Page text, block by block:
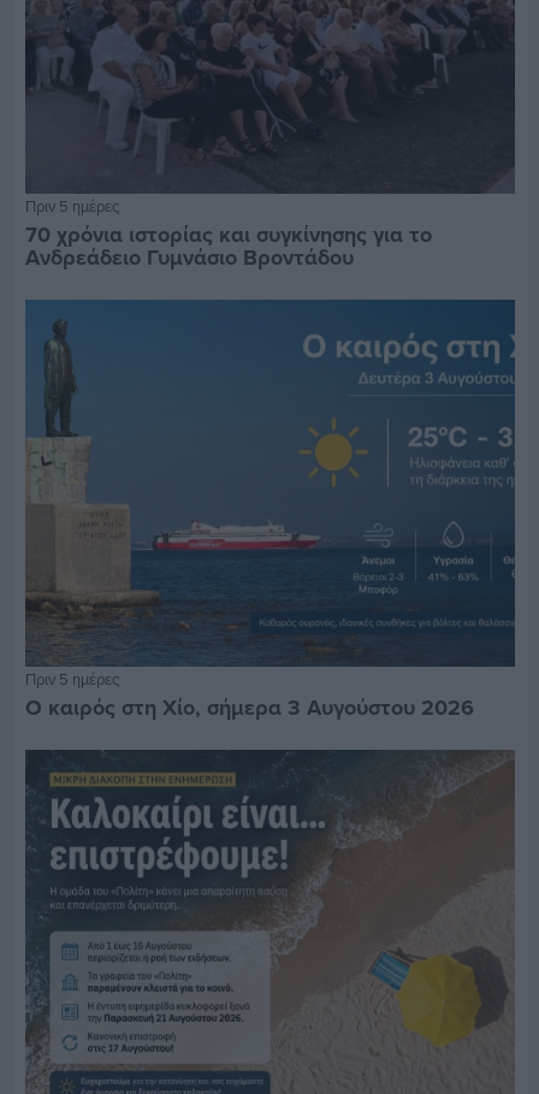
Πριν 5 ημέρες
70 χρόνια ιστορίας και συγκίνησης για το
Ανδρεάδειο Γυμνάσιο Βροντάδου
Πριν 5 ημέρες
Ο καιρός στη Χίο, σήμερα 3 Αυγούστου 2026